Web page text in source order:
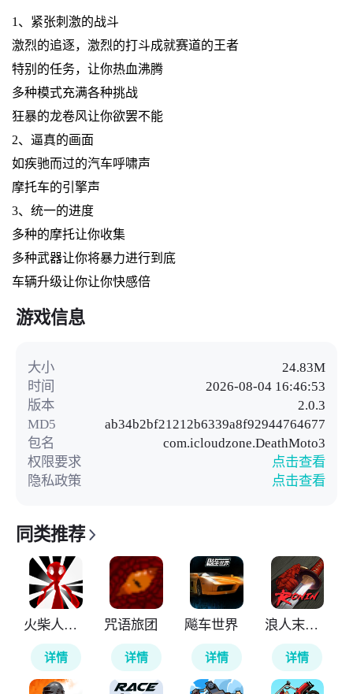
1、紧张刺激的战斗
激烈的追逐，激烈的打斗成就赛道的王者
特别的任务，让你热血沸腾
多种模式充满各种挑战
狂暴的龙卷风让你欲罢不能
2、逼真的画面
如疾驰而过的汽车呼啸声
摩托车的引擎声
3、统一的进度
多种的摩托让你收集
多种武器让你将暴力进行到底
车辆升级让你让你快感倍
游戏信息
大小
24.83M
时间
2026-08-04 16:46:53
版本
2.0.3
MD5
ab34b2bf21212b6339a8f92944764677
包名
com.icloudzone.DeathMoto3
权限要求
点击查看
隐私政策
点击查看
同类推荐
火柴人计划重生
详情
咒语旅团
详情
飚车世界
详情
浪人末代武士
详情